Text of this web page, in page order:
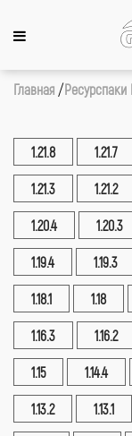
Главная
1.21.8 1.21.7
1.21.3 1.21.2
1.20.4 1.20.3
1.19.4 1.19.3
1.18.1 1.18
1.16.3 1.16.2
1.15 1.14.4
1.13.2 1.13.1